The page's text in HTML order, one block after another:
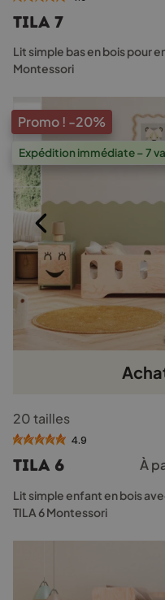
variations.
Les
options
peuvent
choisies
sur
la
page
du
produit
TILA 7
Lit simple bas en bois pour
Montessori
Promo ! -20%
Expédition immédiate – 7
produit
a
variations.
Les
options
peuvent
être
20 tailles
4.9
TILA 6 À
Lit simple enfant en bois
TILA 6 Montessori